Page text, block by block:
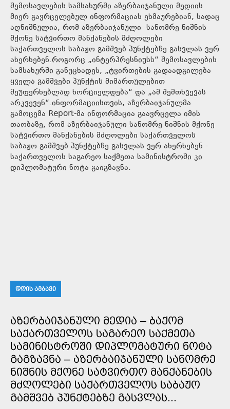
შემოსავლების სამსახურში აზერბაიჯანული მედიის
მიერ გავრცელებულ ინფორმაციას ეხმაურებიან, სადაც
აღნიშნულია, რომ აზერბაიჯანული სანომრე ნიშნის
მქონე სატვირთო მანქანების მძღოლები
საქართველოს საბაჟო გამშვებ პუნქტებზე გასვლას ვერ
ახერხებენ.როგორც „ინტერპრესნიუსს“ შემოსავლების
სამსახურში განუცხადეს, „ტვირთების გადაადგილება
ყველა გამშვები პუნქტის მიმართულებით
შეუფერხებლად ხორციელდება“ და „ამ შემთხვევას
არკვევენ“.ინფორმაციისთვის, აზერბაიჯანულმა
გამოცემა Report-მა ინფორმაცია გაავრცელა იმის
თაობაზე, რომ აზერბაიჯანული სანომრე ნიშნის მქონე
სატვირთო მანქანების მძღოლები საქართველოს
საბაჟო გამშვებ პუნქტებზე გასვლას ვერ ახერხებენ -
საქართველოს საგარეო საქმეთა სამინისტროში კი
დიპლომატური ნოტა გაიგზავნა.
ᲓᲦᲘᲡ ᲐᲛᲑᲐᲕᲘ
ᲐᲖᲔᲠᲑᲐᲘᲯᲐᲜᲣᲚᲘ ᲛᲔᲓᲘᲐ – ᲑᲐᲥᲝᲛ
ᲡᲐᲥᲐᲠᲗᲕᲔᲚᲝᲡ ᲡᲐᲒᲐᲠᲔᲝ ᲡᲐᲥᲛᲔᲗᲐ
ᲡᲐᲛᲘᲜᲘᲡᲢᲠᲝᲨᲘ ᲓᲘᲞᲚᲝᲛᲐᲢᲣᲠᲘ ᲜᲝᲢᲐ
ᲒᲐᲒᲖᲐᲕᲜᲐ – ᲐᲖᲔᲠᲑᲐᲘᲯᲐᲜᲣᲚᲘ ᲡᲐᲜᲝᲛᲠᲔ
ᲜᲘᲨᲜᲘᲡ ᲛᲥᲝᲜᲔ ᲡᲐᲢᲕᲘᲠᲗᲝ ᲛᲐᲜᲥᲐᲜᲔᲑᲘᲡ
ᲛᲫᲦᲝᲚᲔᲑᲘ ᲡᲐᲥᲐᲠᲗᲕᲔᲚᲝᲡ ᲡᲐᲑᲐᲟᲝ
ᲒᲐᲛᲨᲕᲔᲑ ᲞᲣᲜᲥᲢᲔᲑᲖᲔ ᲒᲐᲡᲕᲚᲐᲡ...